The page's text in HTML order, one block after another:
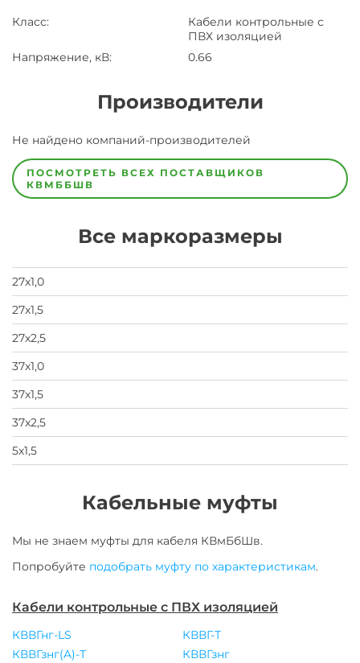
Класс:
Кабели контрольные с
ПВХ изоляцией
Напряжение, кВ: 0.66
Производители
ЗаводЗавод-
предпочел
скрыть
свои
Не найдено компаний-производителей
ПОСМОТРЕТЬ ВСЕХ ПОСТАВЩИКОВ
КВМББШВ
Все маркоразмеры
27х1,0
27х1,5
27х2,5
37х1,0
37х1,5
37х2,5
5х1,5
Кабельные муфты
Мы не знаем муфты для кабеля КВмБбШв.
Попробуйте подобрать муфту по характеристикам.
Кабели контрольные с ПВХ изоляцией
КВВГнг-LS
КВВГ-Т
КВВГзнг(A)-Т
КВВГзнг